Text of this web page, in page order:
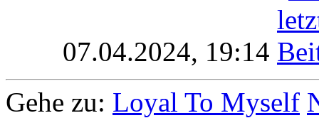
07.04.2024, 19:14
Gehe zu: Loyal To Myself